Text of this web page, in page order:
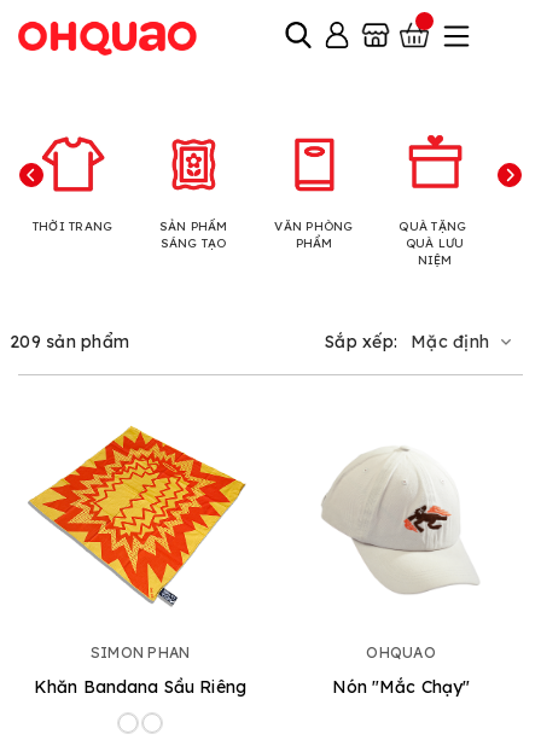
THỜI TRANG
SẢN PHẨM
SÁNG TẠO
VĂN PHÒNG
PHẨM
QUÀ TẶNG
QUÀ LƯU
NIỆM
209 sản phẩm Sắp xếp: Mặc định
SIMON PHAN
Khăn Bandana Sầu Riêng
OHQUAO
Nón "Mắc Chạy"